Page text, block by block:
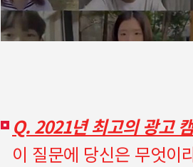
Q. 2021년 최고의 광고
이 질문에 당신은 무엇이